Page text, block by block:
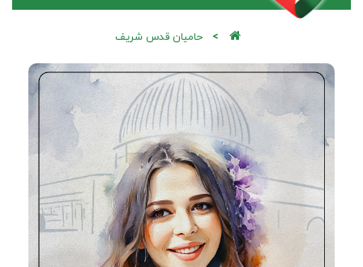
حامیان قدس شریف